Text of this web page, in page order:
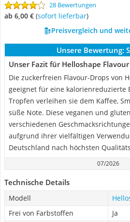
28 Bewertungen
ab 6,00 € ( Sofort lieferbar)
Preisvergleich und
Unsere Bewertung:
Unser Fazit für Helloshape
Die zuckerfreien Flavour-Drops von
geeignet für eine kalorienreduzierte
Tropfen verleihen sie dem Kaffee,
süße Note. Diese veganen und
verschiedenen
aufgrund ihrer vielfältigen
Deutschland nach höchsten
07/2026
Technische Details
Modell
Frei von Farbstoffen
Ja